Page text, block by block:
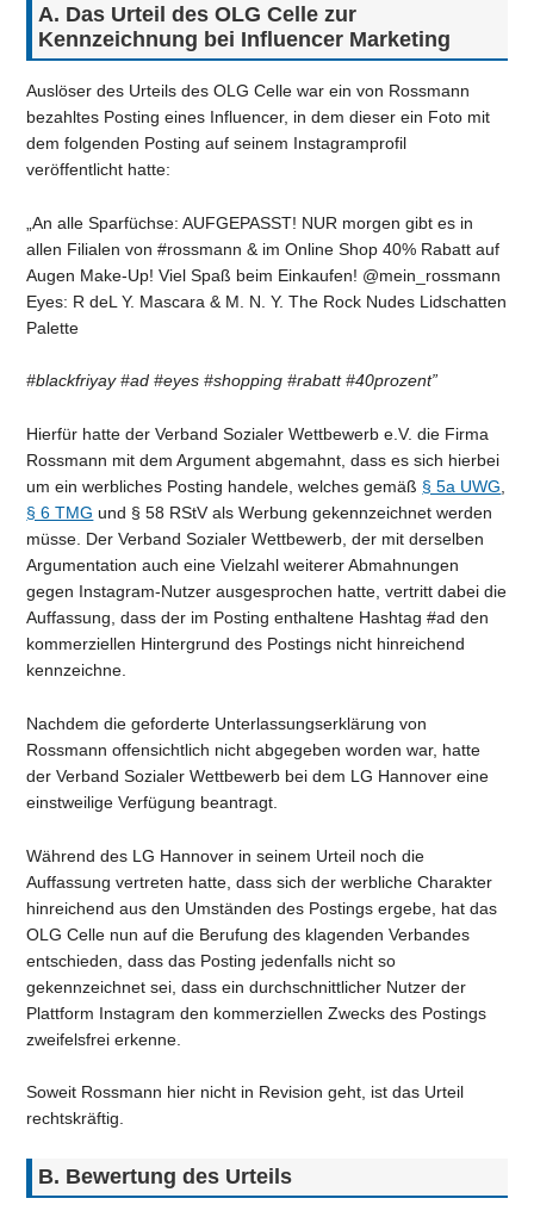
A. Das Urteil des OLG Celle zur
Kennzeichnung bei Influencer Marketing
Auslöser des Urteils des OLG Celle war ein von Rossmann
bezahltes Posting eines Influencer, in dem dieser ein Foto mit
dem folgenden Posting auf seinem Instagramprofil
veröffentlicht hatte:
„An alle Sparfüchse: AUFGEPASST! NUR morgen gibt es in
allen Filialen von #rossmann & im Online Shop 40% Rabatt auf
Augen Make-Up! Viel Spaß beim Einkaufen! @mein_rossmann
Eyes: R deL Y. Mascara & M. N. Y. The Rock Nudes Lidschatten
Palette
#blackfriyay #ad #eyes #shopping #rabatt #40prozent”
Hierfür hatte der Verband Sozialer Wettbewerb e.V. die Firma
Rossmann mit dem Argument abgemahnt, dass es sich hierbei
um ein werbliches Posting handele, welches gemäß § 5a UWG
§ 6 TMG und § 58 RStV als Werbung gekennzeichnet werden
müsse. Der Verband Sozialer Wettbewerb, der mit derselben
Argumentation auch eine Vielzahl weiterer Abmahnungen
gegen Instagram-Nutzer ausgesprochen hatte, vertritt dabei die
Auffassung, dass der im Posting enthaltene Hashtag #ad den
kommerziellen Hintergrund des Postings nicht hinreichend
kennzeichne.
Nachdem die geforderte Unterlassungserklärung von
Rossmann offensichtlich nicht abgegeben worden war, hatte
der Verband Sozialer Wettbewerb bei dem LG Hannover eine
einstweilige Verfügung beantragt.
Während des LG Hannover in seinem Urteil noch die
Auffassung vertreten hatte, dass sich der werbliche Charakter
hinreichend aus den Umständen des Postings ergebe, hat das
OLG Celle nun auf die Berufung des klagenden Verbandes
entschieden, dass das Posting jedenfalls nicht so
gekennzeichnet sei, dass ein durchschnittlicher Nutzer der
Plattform Instagram den kommerziellen Zwecks des Postings
zweifelsfrei erkenne.
Soweit Rossmann hier nicht in Revision geht, ist das Urteil
rechtskräftig.
B. Bewertung des Urteils